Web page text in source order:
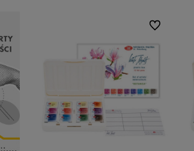
Do ulubionych